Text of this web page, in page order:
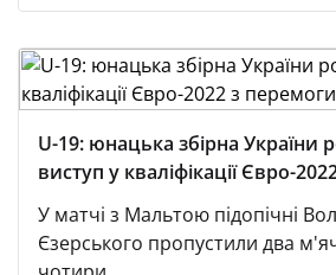
U-19: юнацька збірна України
виступ у кваліфікації Євро-
У матчі з Мальтою підопічні
Єзерського пропустили два